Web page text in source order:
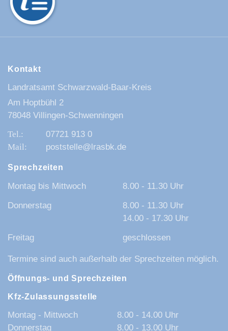
Kontakt
Landratsamt Schwarzwald-Baar-Kreis
Am Hoptbühl 2
78048 Villingen-Schwenningen
07721 913 0
poststelle@lrasbk.de
Sprechzeiten
Montag bis Mittwoch
8.00 - 11.30 Uhr
Donnerstag
8.00 - 11.30 Uhr
14.00 - 17.30 Uhr
Freitag
geschlossen
Termine sind auch außerhalb der Sprechzeiten möglich.
Öffnungs- und Sprechzeiten
Kfz-Zulassungsstelle
Montag - Mittwoch
8.00 - 14.00 Uhr
Donnerstag
8.00 - 13.00 Uhr